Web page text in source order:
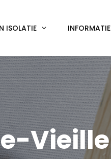
ISOLATIE INFORMATIE
Vieille